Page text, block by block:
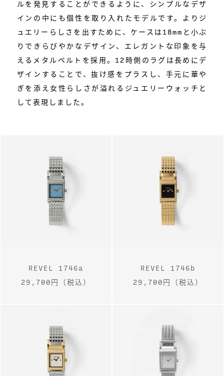
ルを発見することができるように、シンプルなデザ
インの中にも個性を取り入れたモデルです。よりジ
ュエリーらしさを出すために、ケースは18mmと小ぶ
りできらびやかなデザイン、エレガントな印象を与
えるメタルベルトを採用。12時側のラグは長めにデ
ザインすることで、抜け感をプラスし、手元に華や
ぎを添え女性らしさが溢れるジュエリーウォッチと
して表現しました。
REVEL 1746a
29,700円（税込）
REVEL 1746b
29,700円（税込）